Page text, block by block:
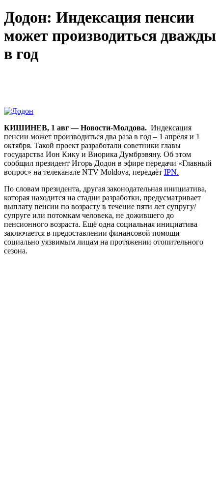
Додон: Индексация пенсии
может производиться дважды
в год
КИШИНЕВ, 1 авг — Новости-Молдова. Индексация
пенсии может производиться два раза в год – 1 апреля и 1
октября. Такой проект разработали советники главы
государства Ион Кику и Виорика Думбрэвяну. Об этом
сообщил президент Игорь Додон в эфире передачи «Главный
вопрос» на телеканале NTV Moldova, передаёт IPN.
По словам президента, другая законодательная инициатива,
которая находится на стадии разработки, предусматривает
выплату пенсии по возрасту в течение пяти лет супругу/
супруге или потомкам человека, не дожившего до
пенсионного возраста. Ещё одна социальная инициатива
заключается в предоставлении финансовой помощи
социально уязвимым лицам на протяжении отопительного
сезона.